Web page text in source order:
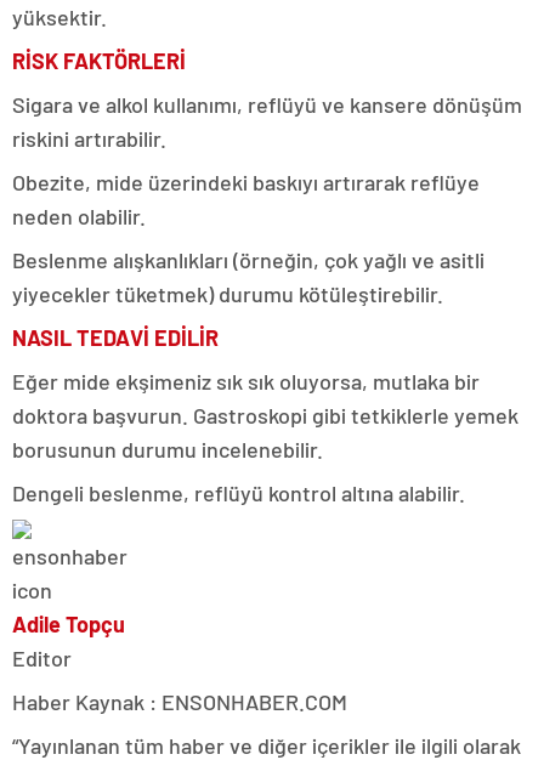
yüksektir.
RİSK FAKTÖRLERİ
Sigara ve alkol kullanımı, reflüyü ve kansere dönüşüm
riskini artırabilir.
Obezite, mide üzerindeki baskıyı artırarak reflüye
neden olabilir.
Beslenme alışkanlıkları (örneğin, çok yağlı ve asitli
yiyecekler tüketmek) durumu kötüleştirebilir.
NASIL TEDAVİ EDİLİR
Eğer mide ekşimeniz sık sık oluyorsa, mutlaka bir
doktora başvurun. Gastroskopi gibi tetkiklerle yemek
borusunun durumu incelenebilir.
Dengeli beslenme, reflüyü kontrol altına alabilir.
Adile Topçu
Editor
Haber Kaynak : ENSONHABER.COM
“Yayınlanan tüm haber ve diğer içerikler ile ilgili olarak